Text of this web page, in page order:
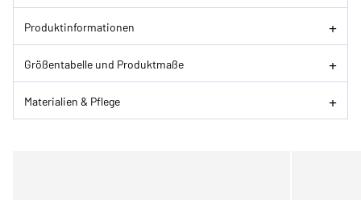
Produktinformationen
Größentabelle und Produktmaße
Materialien & Pflege